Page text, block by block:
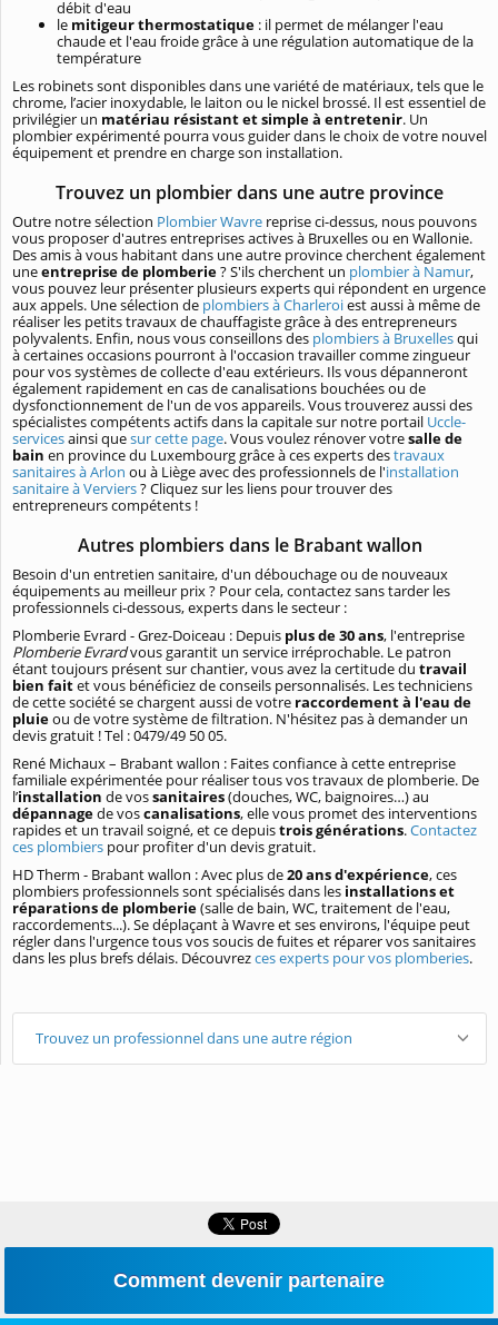
débit d'eau
le mitigeur thermostatique : il permet de mélanger l'eau
chaude et l'eau froide grâce à une régulation automatique de la
température
Les robinets sont disponibles dans une variété de matériaux, tels que le
chrome, l’acier inoxydable, le laiton ou le nickel brossé. Il est essentiel de
privilégier un matériau résistant et simple à entretenir. Un
plombier expérimenté pourra vous guider dans le choix de votre nouvel
équipement et prendre en charge son installation.
Trouvez un plombier dans une autre province
Outre notre sélection Plombier Wavre reprise ci-dessus, nous pouvons
vous proposer d'autres entreprises actives à Bruxelles ou en Wallonie.
Des amis à vous habitant dans une autre province cherchent également
uneentreprise de plomberie? S'ils cherchent un plombier à Namur,
vous pouvez leur présenter plusieurs experts qui répondent en urgence
aux appels. Une sélection de plombiers à Charleroiest aussi à même de
réaliser les petits travaux de chauffagiste grâce à des entrepreneurs
polyvalents. Enfin, nous vous conseillons des plombiers à Bruxellesqui
à certaines occasions pourront à l'occasion travailler comme zingueur
pour vos systèmes de collecte d'eau extérieurs. Ils vous dépanneront
également rapidement en cas de canalisations bouchées ou de
dysfonctionnement de l'un de vos appareils. Vous trouverez aussi des
spécialistes compétents actifs dans la capitale sur notre portail Uccle-
servicesainsi quesur cette page.Vous voulez rénover votresalle de
bain en province du Luxembourg grâce à ces experts destravaux
sanitaires à Arlon ou à Liège avec des professionnels de l'installation
sanitaire à Verviers? Cliquez sur les liens pour trouver des
entrepreneurs compétents !
Autres plombiers dans le Brabant wallon
Besoin d'un entretien sanitaire, d'un débouchage ou de nouveaux
équipements au meilleur prix ? Pour cela, contactez sans tarder les
professionnels ci-dessous, experts dans le secteur :
Plomberie Evrard - Grez-Doiceau : Depuis plus de 30 ans, l'entreprise
Plomberie Evrardvous garantit un service irréprochable. Le patron
étant toujours présent sur chantier, vous avez la certitude du travail
bien faitet vous bénéficiez de conseils personnalisés. Les techniciens
de cette société se chargent aussi de votre raccordement à l'eau de
pluieou de votre système de filtration. N'hésitez pas à demander un
devis gratuit ! Tel : 0479/49 50 05.
René Michaux – Brabant wallon : Faites confiance à cette entreprise
familiale expérimentée pour réaliser tous vos travaux de plomberie. De
l’installation de vossanitaires(douches, WC, baignoires…) au
dépannagede voscanalisations, elle vous promet des interventions
rapides et un travail soigné, et ce depuistrois générations.Contactez
ces plombiers pour profiter d'un devis gratuit.
HD Therm - Brabant wallon : Avec plus de20 ans d'expérience, ces
plombiers professionnels sont spécialisés dans les installations et
réparations de plomberie(salle de bain, WC, traitement de l'eau,
raccordements...). Se déplaçant à Wavre et ses environs, l'équipe peut
régler dans l'urgence tous vos soucis de fuites et réparer vos sanitaires
dans les plus brefs délais. Découvrezces experts pour vos plomberies.
Trouvez un professionnel dans une autre région
Comment devenir partenaire